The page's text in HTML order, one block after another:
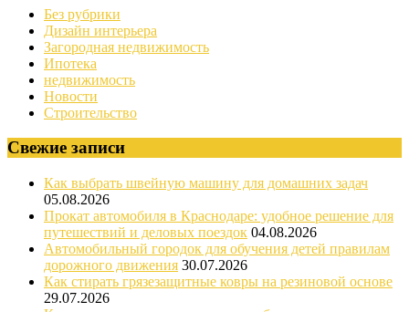
Без рубрики
Дизайн интерьера
Загородная недвижимость
Ипотека
недвижимость
Новости
Строительство
Свежие записи
Как выбрать швейную машину для домашних задач
05.08.2026
Прокат автомобиля в Краснодаре: удобное решение для
путешествий и деловых поездок 04.08.2026
Автомобильный городок для обучения детей правилам
дорожного движения 30.07.2026
Как стирать грязезащитные ковры на резиновой основе
29.07.2026